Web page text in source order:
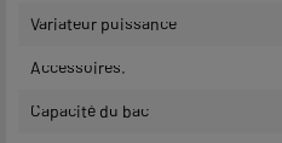
Variateur puissance
Accessoires.
Capacité du bac